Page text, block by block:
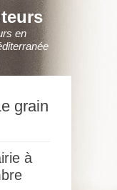
en
grain
à